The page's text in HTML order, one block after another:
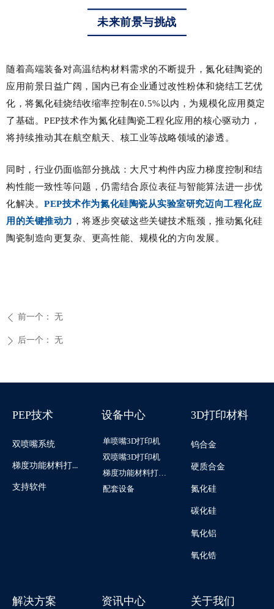
未来前景与挑战
随着高端装备对高温结构材料需求的不断提升，氮化硅陶瓷的
应用前景日益广阔，国内已有企业通过改性粉体和烧结工艺优
化，将氮化硅烧结收缩率控制在0.5%以内，为规模化应用奠定
了基础。PEP技术作为氮化硅陶瓷工程化应用的核心驱动力，
将持续推动其在航空航天、核工业等战略领域的渗透。
同时，行业仍面临部分挑战：大尺寸构件内应力梯度控制和结
构性能一致性等问题，仍需结合原位表征与智能算法进一步优
化解决。PEP技术作为氮化硅陶瓷从实验室研究迈向工程化应
用的关键推动力 ，将逐步突破这些关键技术瓶颈，推动氮化硅
陶瓷制造向更复杂、更高性能、规模化的方向发展。
ꄴ 前一个： 无
ꄲ 后一个： 无
PEP技术
双喷嘴系统
梯度功能材料打印系统
支持软件
设备中心
单喷嘴3D打印机
双喷嘴3D打印机
梯度功能材料打印机
配套设备
3D打印材料
钨合金
硬质合金
氮化硅
碳化硅
氧化铝
氧化锆
解决方案 资讯中心 关于我们